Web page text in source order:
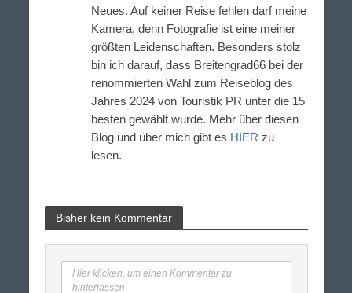
Neues. Auf keiner Reise fehlen darf meine
Kamera, denn Fotografie ist eine meiner
größten Leidenschaften. Besonders stolz
bin ich darauf, dass Breitengrad66 bei der
renommierten Wahl zum Reiseblog des
Jahres 2024 von Touristik PR unter die 15
besten gewählt wurde. Mehr über diesen
Blog und über mich gibt es HIER zu
lesen.
Bisher kein Kommentar
Hier klicken, um einen Kommentar zu
hinterlassen